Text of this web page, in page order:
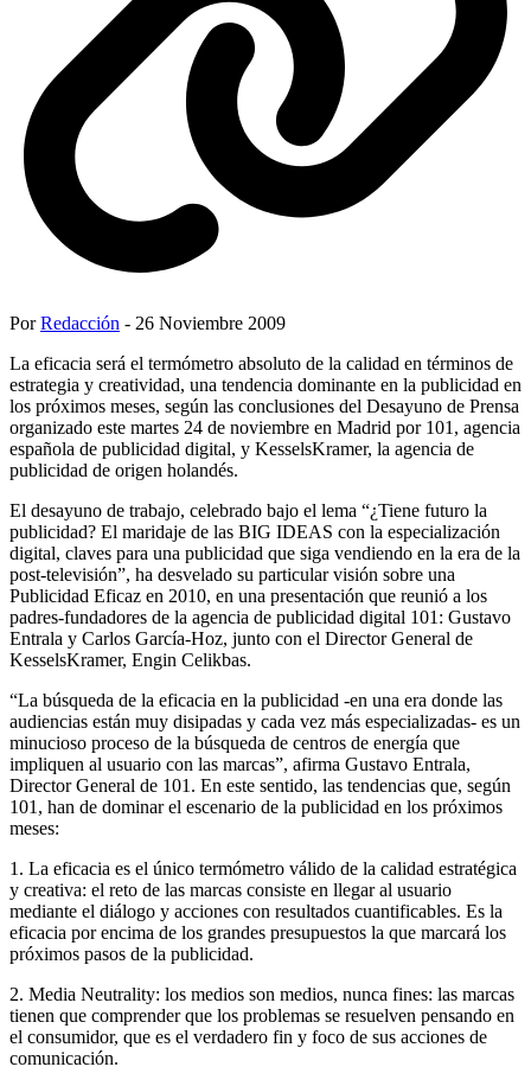
PorRedacción - 26 Noviembre 2009
La eficacia será el termómetro absoluto de la calidad en términos de
estrategia y creatividad, una tendencia dominante en la publicidad en
los próximos meses, según las conclusiones del Desayuno de Prensa
organizado este martes 24 de noviembre en Madrid por 101, agencia
española de publicidad digital, y KesselsKramer, la agencia de
publicidad de origen holandés.
El desayuno de trabajo, celebrado bajo el lema “¿Tiene futuro la
publicidad? El maridaje de las BIG IDEAS con la especialización
digital, claves para una publicidad que siga vendiendo en la era de la
post-televisión”, ha desvelado su particular visión sobre una
Publicidad Eficaz en 2010, en una presentación que reunió a los
padres-fundadores de la agencia de publicidad digital 101: Gustavo
Entrala y Carlos García-Hoz, junto con el Director General de
KesselsKramer, Engin Celikbas.
“La búsqueda de la eficacia en la publicidad -en una era donde las
audiencias están muy disipadas y cada vez más especializadas- es un
minucioso proceso de la búsqueda de centros de energía que
impliquen al usuario con las marcas”, afirma Gustavo Entrala,
Director General de 101. En este sentido, las tendencias que, según
101, han de dominar el escenario de la publicidad en los próximos
meses:
1. La eficacia es el único termómetro válido de la calidad estratégica
y creativa: el reto de las marcas consiste en llegar al usuario
mediante el diálogo y acciones con resultados cuantificables. Es la
eficacia por encima de los grandes presupuestos la que marcará los
próximos pasos de la publicidad.
2. Media Neutrality: los medios son medios, nunca fines: las marcas
tienen que comprender que los problemas se resuelven pensando en
el consumidor, que es el verdadero fin y foco de sus acciones de
comunicación.